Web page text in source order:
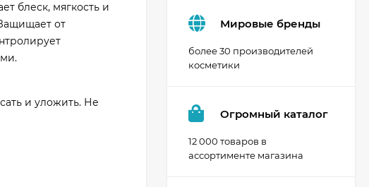
блеск, мягкость и
от
и уложить. Не
Мировые бренды
более 30 производителей
косметики
Огромный каталог
12 000 товаров в
ассортименте магазина